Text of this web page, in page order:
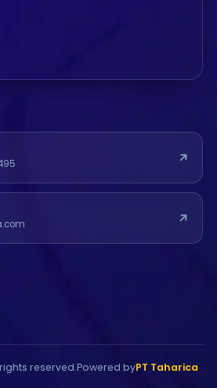
reserved.Powered byPT Taharica